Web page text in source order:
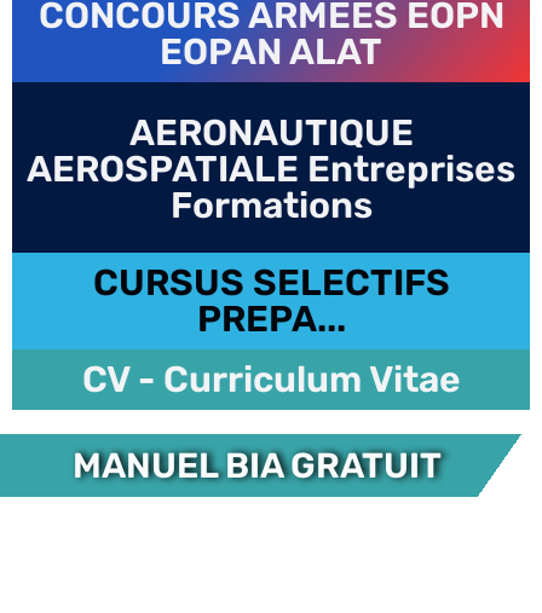
CONCOURS ARMEES EOPN
EOPAN ALAT
AERONAUTIQUE
AEROSPATIALE Entreprises
Formations
CURSUS SELECTIFS
PREPA...
CV - Curriculum Vitae
MANUEL BIA GRATUIT